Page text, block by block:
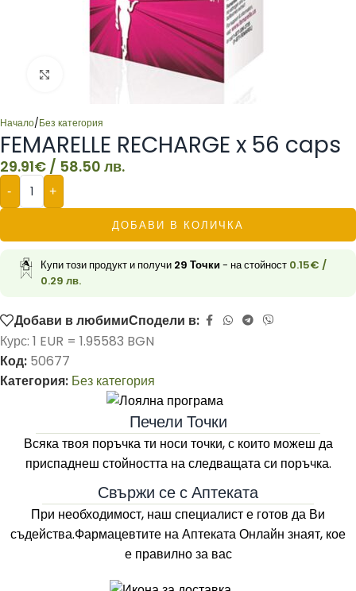
Начало/Без категория
FEMARELLE RECHARGE x 56 caps
29.91€ / 58.50 лв.
- +
ДОБАВИ В КОЛИЧКА
Купи този продукт и получи 29 Точки- на стойност 0.15€ /
0.29 лв.
Добави в любимиСподели в:
Курс: 1 EUR = 1.95583 BGN
Код: 50677
Категория: Без категория
Печели Точки
Всяка твоя поръчка ти носи точки, с които можеш да
приспаднеш стойността на следващата си поръчка.
Свържи се с Аптеката
При необходимост, наш специалист е готов да Ви
съдейства.Фармацевтите наАптеката Онлайн знаят, кое
е правилно за вас